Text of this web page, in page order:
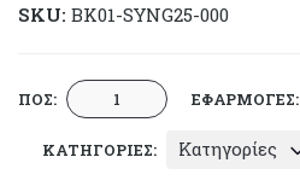
SKU: BK01-SYNG25-000
ΠΟΣ: Προσκλητήριο
Βάπτισης
Αερόστατο
ΕΦΑΡΜΟΓΈΣ:
ΚΑΤΗΓΟΡΊΕΣ: Κατηγορίες